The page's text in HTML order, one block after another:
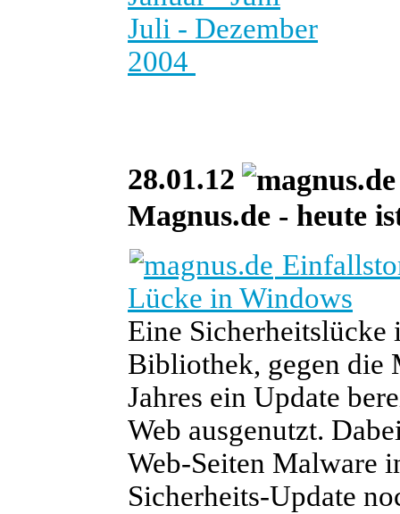
Juli - Dezember
2004
28.01.12
Magnus.de - heute
Lücke in Windows
Eine
Bibliothek, gegen die
Jahres ein Update
Web ausgenutzt.
Web-Seiten Malware
Sicherheits-Update